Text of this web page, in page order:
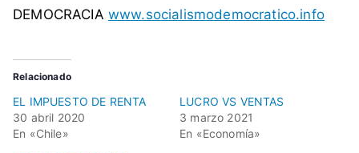
á
i
c
o
,
t
DEMOCRACIA www.socialismodemocratico.info
Relacionado
EL IMPUESTO DE RENTA
30 abril 2020
En «Chile»
LUCRO VS VENTAS
3 marzo 2021
En «Economía»